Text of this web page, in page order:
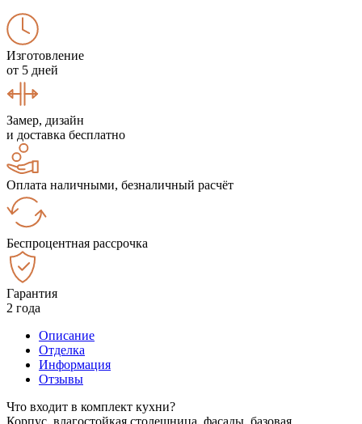
Изготовление
от 5 дней
Замер, дизайн
и доставка бесплатно
Оплата наличными, безналичный расчёт
Беспроцентная рассрочка
Гарантия
2 года
Описание
Отделка
Информация
Отзывы
Что входит в комплект кухни?
Корпус, влагостойкая столешница, фасады, базовая